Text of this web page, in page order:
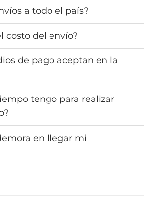
a todo el país?
costo del envío?
de pago aceptan en la
tengo para realizar
en llegar mi